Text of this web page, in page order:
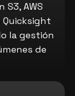
S3, AWS
Quicksight
la gestión
de